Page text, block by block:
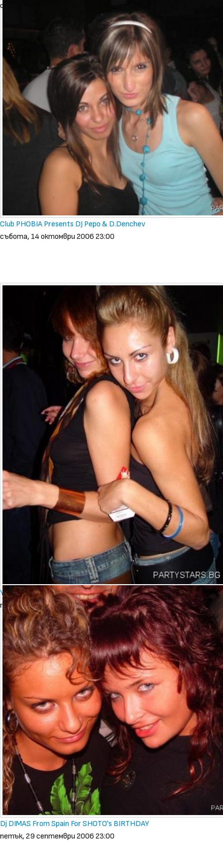
сряда, 18 октомври 2006 23:00
Club PHOBIA Presents DJ Pepo & D.Denchev
събота, 14 октомври 2006 23:00
YALTA Club Presents MARTIN SOLVERG
петък, 06 октомври 2006 23:00
Dj DIMAS From Spain For SHOTO's BIRTHDAY
петък, 29 септември 2006 23:00